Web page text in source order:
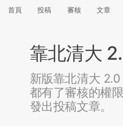
首頁 投稿 審核 文章
靠北清大
新版靠北清大
都有了審核的權
發出投稿文章。